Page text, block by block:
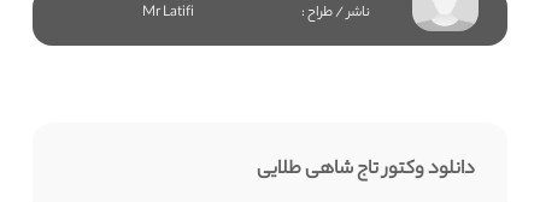
ناشر / طراح : Mr Latifi
دانلود وکتور تاج شاهی طلایی